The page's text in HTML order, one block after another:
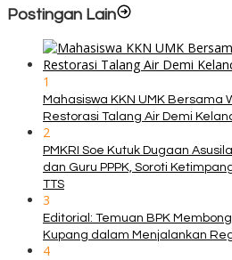
Postingan Lain
1
Mahasiswa KKN UMK Bersama
Restorasi Talang Air Demi
2
PMKRI Soe Kutuk Dugaan
dan Guru PPPK, Soroti
TTS
3
Editorial: Temuan BPK
Kupang dalam Menjalankan
4